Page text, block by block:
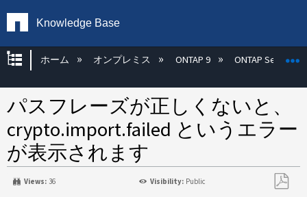
Knowledge Base
グローバル階層を展開/折りたたむ
ホーム オンプレミス ONTAP 9 ONTAP Select
パスフレーズが正しくないと、
crypto.import.failed というエラー
が表示されます
Views: 36 Visibility: Public